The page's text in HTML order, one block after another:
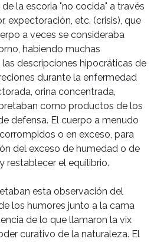
la escoria "no cocida" a través
expectoración, etc. (crisis), que
a veces se consideraba
habiendo muchas
descripciones hipocráticas de
durante la enfermedad
orina concentrada,
como productos de los
defensa. El cuerpo a menudo
o en exceso, para
del exceso de humedad o de
restablecer el equilibrio.
esta observación del
los humores junto a la cama
de lo que llamaron la vix
curativo de la naturaleza. El